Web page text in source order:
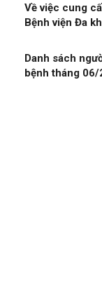
Về việc cung
Bệnh viện Đa
Danh sách
bệnh tháng 06/